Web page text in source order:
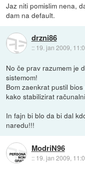
Jaz niti pomislim nena,
dam na default.
drzni86
:: 19. jan 2009,
No če prav razumem je
sistemom!
Bom zaenkrat pustil
kako stabilizirat
In fajn bi blo da bi dal
naredu!!!
ModriN96
:: 19. jan 2009,